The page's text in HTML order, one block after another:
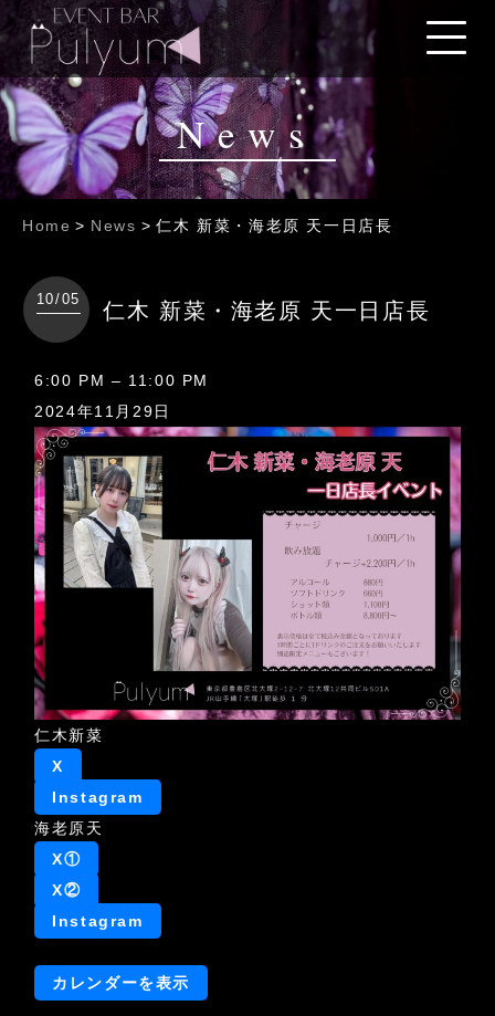
News
Home > News > 仁木 新菜・海老原 天一日店長
10/05 仁木 新菜・海老原 天一日店長
仁
木
新
菜・
海
老
原
天
一
日
店
長
6:00 PM – 11:00 PM
2024年11月29日
仁木新菜
X
Instagram
海老原天
X①
X②
Instagram
カレンダーを表示